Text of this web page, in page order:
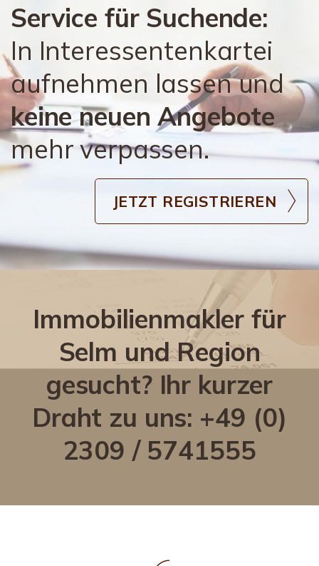
Service für Suchende:
In Interessentenkartei
aufnehmen lassen und
keine neuen Angebote
mehr verpassen.
JETZT REGISTRIEREN
Immobilienmakler für
Selm und Region
gesucht? Ihr kurzer
Draht zu uns: +49 (0)
2309 / 5741555